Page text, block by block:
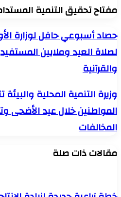
مفتاح تحقيق التنمية
حصاد
أسبوعي
حافل
الأوقاف..
لصلاة
وملايين
المستفيدين
من
الدعوية
لصلاة العيد وملايين
والقرآنية
وزيرة
التنمية
المحلية
والبيئة
تتابع
المواطنين
وتوجه
وزيرة التنمية المحلية
المواطنين خلال عيد الأضحى
المخالفات
مقالات ذات صلة